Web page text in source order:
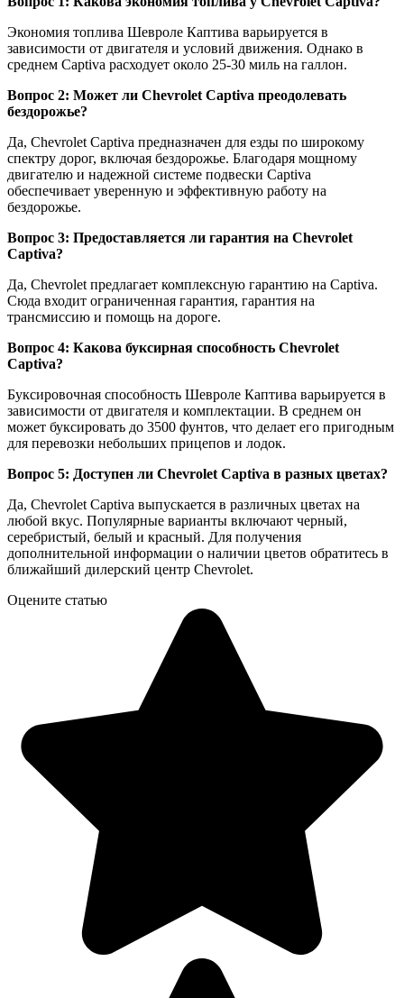
Экономия топлива Шевроле Каптива варьируется в
зависимости от двигателя и условий движения. Однако в
среднем Captiva расходует около 25-30 миль на галлон.
Вопрос 2: Может ли Chevrolet Captiva преодолевать
бездорожье?
Да, Chevrolet Captiva предназначен для езды по широкому
спектру дорог, включая бездорожье. Благодаря мощному
двигателю и надежной системе подвески Captiva
обеспечивает уверенную и эффективную работу на
бездорожье.
Вопрос 3: Предоставляется ли гарантия на Chevrolet
Captiva?
Да, Chevrolet предлагает комплексную гарантию на Captiva.
Сюда входит ограниченная гарантия, гарантия на
трансмиссию и помощь на дороге.
Вопрос 4: Какова буксирная способность Chevrolet
Captiva?
Буксировочная способность Шевроле Каптива варьируется в
зависимости от двигателя и комплектации. В среднем он
может буксировать до 3500 фунтов, что делает его пригодным
для перевозки небольших прицепов и лодок.
Вопрос 5: Доступен ли Chevrolet Captiva в разных цветах?
Да, Chevrolet Captiva выпускается в различных цветах на
любой вкус. Популярные варианты включают черный,
серебристый, белый и красный. Для получения
дополнительной информации о наличии цветов обратитесь в
ближайший дилерский центр Chevrolet.
Оцените статью